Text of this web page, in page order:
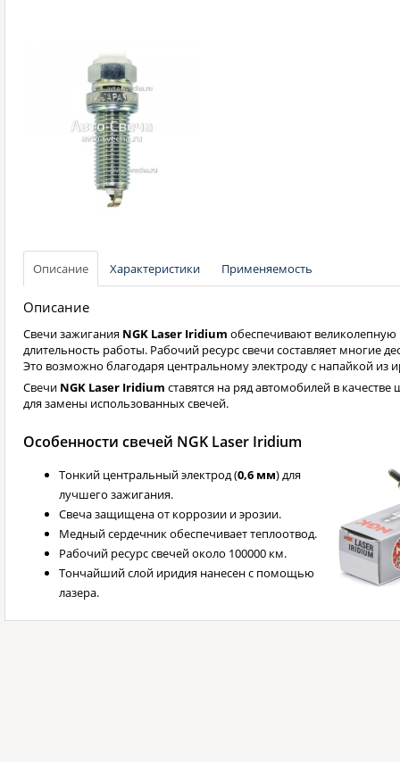
Описание Характеристики Применяемость
Описание
Свечи зажигания NGK Laser Iridium обеспечивают
длительность работы. Рабочий ресурс свечи составляет многие
Это возможно благодаря центральному электроду с напайкой из
Свечи NGK Laser Iridium ставятся на ряд автомобилей в
для замены использованных свечей.
Особенности свечей NGK Laser Iridium
Тонкий центральный электрод (0,6 мм) для
лучшего зажигания.
Свеча защищена от коррозии и эрозии.
Медный сердечник обеспечивает теплоотвод.
Рабочий ресурс свечей около 100000 км.
Тончайший слой иридия нанесен с помощью
лазера.